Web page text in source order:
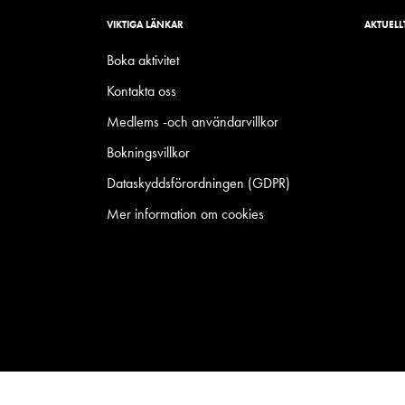
VIKTIGA LÄNKAR
Boka aktivitet
Kontakta oss
Medlems -och användarvillkor
Bokningsvillkor
Dataskyddsförordningen (GDPR)
Mer information om cookies